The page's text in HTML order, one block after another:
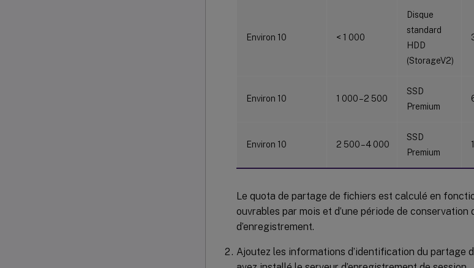
Environ 10 < 1 000
Disque
standard
HDD
(StorageV2)
Environ 10 1 000 – 2 500
SSD
Premium
Environ 10 2 500 – 4 000
SSD
Premium
Le quota de partage de fichiers est calculé en
ouvrables par mois et d’une période de conservation
d’enregistrement.
Ajoutez les informations d’identification du partage